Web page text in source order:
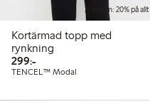
Medlem: 20% på allt
Kortärmad topp med
rynkning
299:-299,00 kr
TENCEL™ Modal